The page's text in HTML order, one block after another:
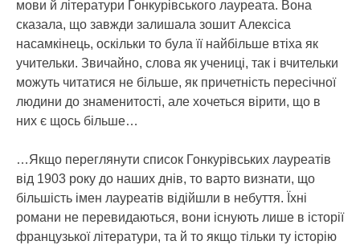
мови й літератури Гонкурівського лауреата. Вона
сказала, що завжди залишала зошит Алексіса
насамкінець, оскільки то була її найбільше втіха як
учительки. Звичайно, слова як учениці, так і вчительки
можуть читатися не більше, як причетність пересічної
людини до знаменитості, але хочеться вірити, що в
них є щось більше…
…Якщо переглянути список Гонкурівських лауреатів
від 1903 року до наших днів, то варто визнати, що
більшість імен лауреатів відійшли в небуття. Їхні
романи не перевидаються, вони існують лише в історії
французької літератури, та й то якщо тільки ту історію